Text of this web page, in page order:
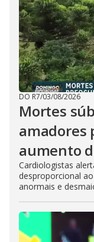
DO R7/03/08/2026
Mortes
amadores
aumento
Cardiologistas
desproporcional
anormais e